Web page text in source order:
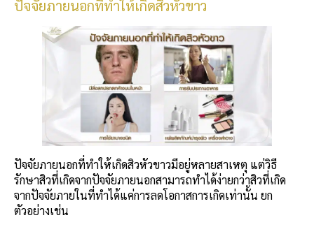
ปัจจัยภายนอกที่ทำให้เกิดสิวหัวขาว
ปัจจัยภายนอกที่ทำให้เกิดสิวหัวขาวมีอยู่หลายสาเหตุ แต่วิธี
รักษาสิวที่เกิดจากปัจจัยภายนอกสามารถทำได้ง่ายกว่าสิวที่เกิด
จากปัจจัยภายในที่ทำได้แค่การลดโอกาสการเกิดเท่านั้น ยก
ตัวอย่างเช่น